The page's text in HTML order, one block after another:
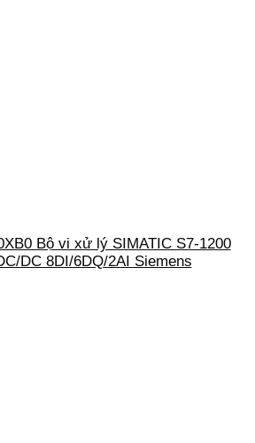
Bộ vi xử lý SIMATIC S7-1200
DC 8DI/6DQ/2AI Siemens